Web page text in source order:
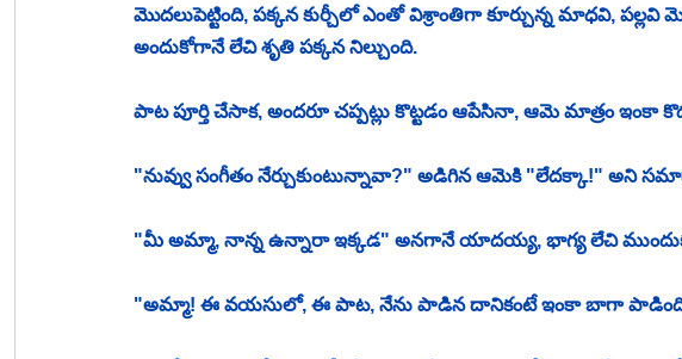
మొదలుపెట్టింది, పక్కన కుర్చీలో ఎంతో విశ్రాంతిగా కూర్చున్న మాధవి, పల్లవి
అందుకోగానే లేచి శృతి పక్కన నిల్చుంది.
పాట పూర్తి చేసాక, అందరూ చప్పట్లు కొట్టడం ఆపేసినా, ఆమె మాత్రం ఇంకా
"నువ్వు సంగీతం నేర్చుకుంటున్నావా?" అడిగిన ఆమెకి "లేదక్కా!" అని
"మీ అమ్మా, నాన్న ఉన్నారా ఇక్కడ" అనగానే యాదయ్య, భాగ్య లేచి
"అమ్మా! ఈ వయసులో, ఈ పాట, నేను పాడిన దానికంటే ఇంకా బాగా